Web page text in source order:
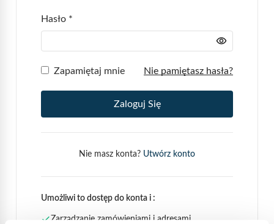
Hasło *
Zapamiętaj mnie Nie pamiętasz hasła?
Zaloguj Się
Nie masz konta? Utwórz konto
Umożliwi to dostęp do konta i :
Zarządzanie zamówieniami i adresami